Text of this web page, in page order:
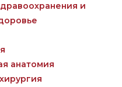
и
анатомия